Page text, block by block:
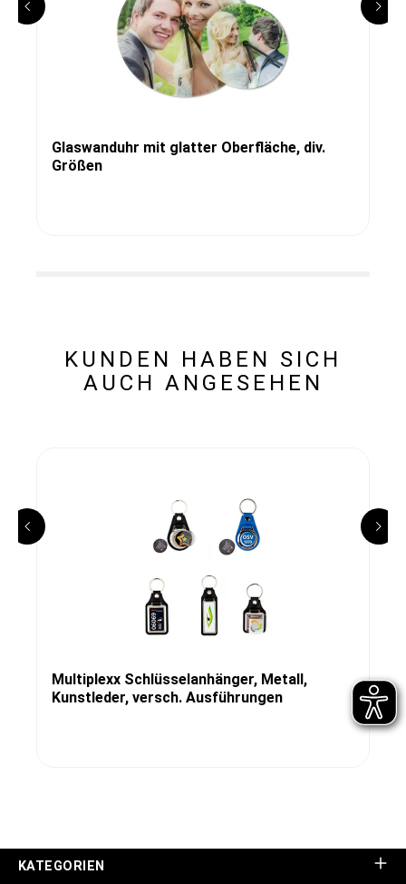
Glaswanduhr mit glatter Oberfläche, div.
Größen
KUNDEN HABEN SICH
AUCH ANGESEHEN
Multiplexx Schlüsselanhänger, Metall,
Kunstleder, versch. Ausführungen
KATEGORIEN